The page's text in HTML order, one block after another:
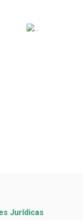
Jurídicas